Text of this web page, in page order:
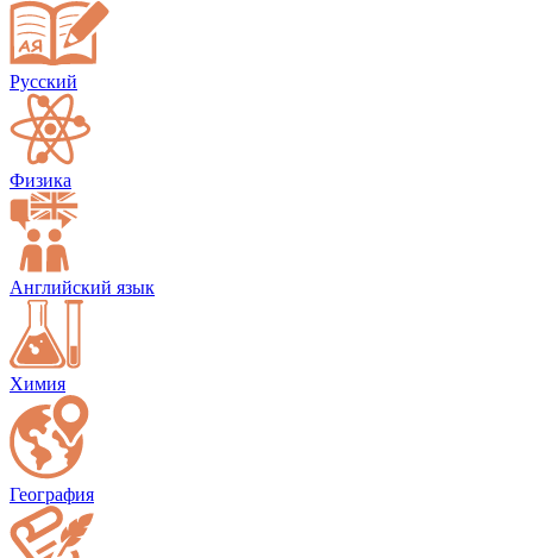
Русский
Физика
Английский язык
Химия
География